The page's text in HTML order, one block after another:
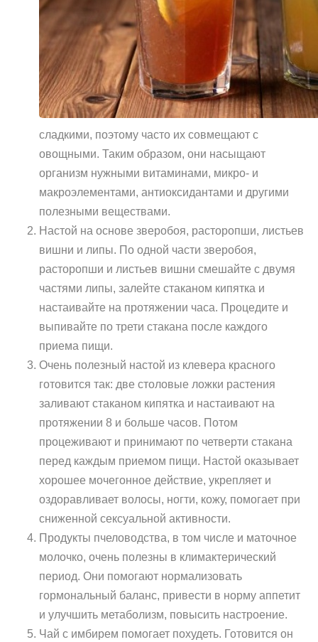
сладкими, поэтому часто их совмещают с
овощными. Таким образом, они насыщают
организм нужными витаминами, микро- и
макроэлементами, антиоксидантами и другими
полезными веществами.
Настой на основе зверобоя, расторопши, листьев
вишни и липы. По одной части зверобоя,
расторопши и листьев вишни смешайте с двумя
частями липы, залейте стаканом кипятка и
настаивайте на протяжении часа. Процедите и
выпивайте по трети стакана после каждого
приема пищи.
Очень полезный настой из клевера красного
готовится так: две столовые ложки растения
заливают стаканом кипятка и настаивают на
протяжении 8 и больше часов. Потом
процеживают и принимают по четверти стакана
перед каждым приемом пищи. Настой оказывает
хорошее мочегонное действие, укрепляет и
оздоравливает волосы, ногти, кожу, помогает при
сниженной сексуальной активности.
Продукты пчеловодства, в том числе и маточное
молочко, очень полезны в климактерический
период. Они помогают нормализовать
гормональный баланс, привести в норму аппетит
и улучшить метаболизм, повысить настроение.
Чай с имбирем помогает похудеть. Готовится он